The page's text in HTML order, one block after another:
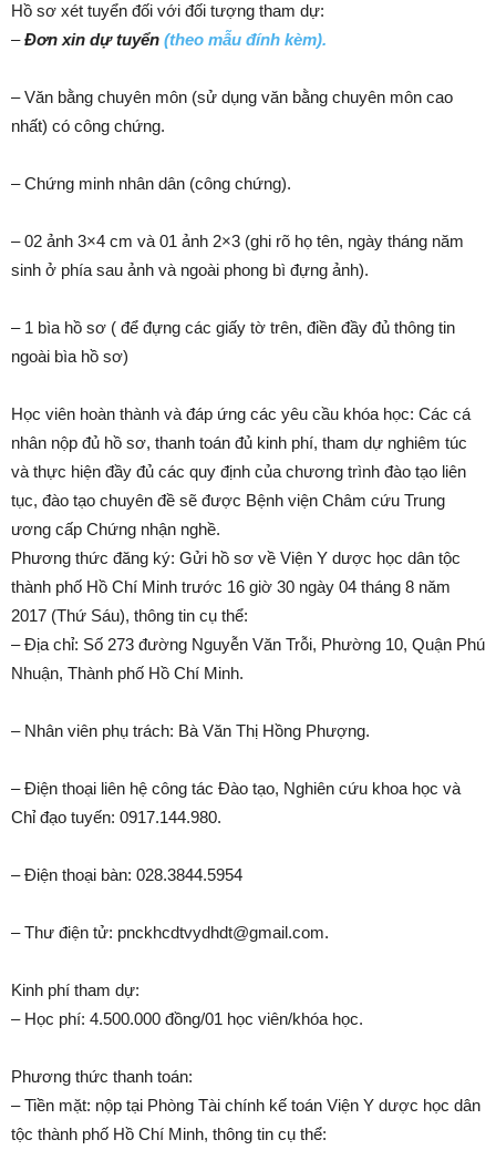
Hồ sơ xét tuyển đối với đối tượng tham dự:
–Đơn xin dự tuyển (theo mẫu đính kèm).
– Văn bằng chuyên môn (sử dụng văn bằng chuyên môn cao
nhất) có công chứng.
– Chứng minh nhân dân (công chứng).
– 02 ảnh 3×4 cm và 01 ảnh 2×3 (ghi rõ họ tên, ngày tháng năm
sinh ở phía sau ảnh và ngoài phong bì đựng ảnh).
– 1 bìa hồ sơ ( để đựng các giấy tờ trên, điền đầy đủ thông tin
ngoài bìa hồ sơ)
Học viên hoàn thành và đáp ứng các yêu cầu khóa học: Các cá
nhân nộp đủ hồ sơ, thanh toán đủ kinh phí, tham dự nghiêm túc
và thực hiện đầy đủ các quy định của chương trình đào tạo liên
tục, đào tạo chuyên đề sẽ được Bệnh viện Châm cứu Trung
ương cấp Chứng nhận nghề.
Phương thức đăng ký: Gửi hồ sơ về Viện Y dược học dân tộc
thành phố Hồ Chí Minh trước 16 giờ 30 ngày 04 tháng 8 năm
2017 (Thứ Sáu), thông tin cụ thể:
– Địa chỉ: Số 273 đường Nguyễn Văn Trỗi, Phường 10, Quận Phú
Nhuận, Thành phố Hồ Chí Minh.
– Nhân viên phụ trách: Bà Văn Thị Hồng Phượng.
– Điện thoại liên hệ công tác Đào tạo, Nghiên cứu khoa học và
Chỉ đạo tuyến: 0917.144.980.
– Điện thoại bàn: 028.3844.5954
– Thư điện tử: pnckhcdtvydhdt@gmail.com.
Kinh phí tham dự:
– Học phí: 4.500.000 đồng/01 học viên/khóa học.
Phương thức thanh toán:
– Tiền mặt: nộp tại Phòng Tài chính kế toán Viện Y dược học dân
tộc thành phố Hồ Chí Minh, thông tin cụ thể: